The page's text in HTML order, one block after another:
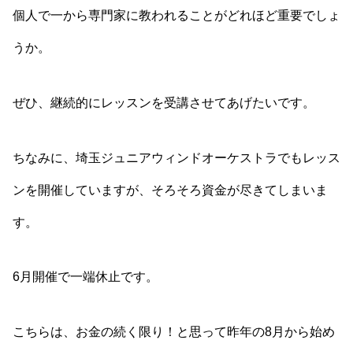
個人で一から専門家に教われることがどれほど重要でしょ
うか。
ぜひ、継続的にレッスンを受講させてあげたいです。
ちなみに、埼玉ジュニアウィンドオーケストラでもレッス
ンを開催していますが、そろそろ資金が尽きてしまいま
す。
6月開催で一端休止です。
こちらは、お金の続く限り！と思って昨年の8月から始め